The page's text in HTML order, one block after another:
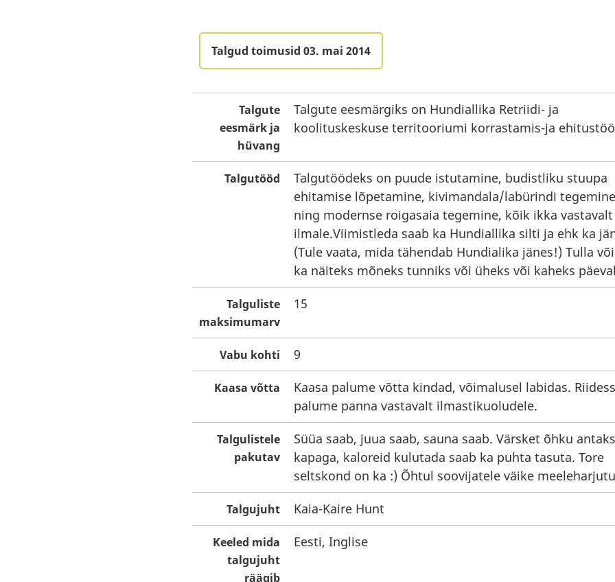
Talgud toimusid 03. mai 2014
Talgute
eesmärk ja
hüvang
Talgute eesmärgiks on Hundiallika Retriidi- ja
koolituskeskuse territooriumi korrastamis-ja
Talgutööd
Talgutöödeks on puude istutamine, budistliku stuupa
ehitamise lõpetamine, kivimandala/labürindi tegemine
ning modernse roigasaia tegemine, kõik ikka vastavalt
ilmale.Viimistleda saab ka Hundiallika silti ja ehk ka
(Tule vaata, mida tähendab Hundialika jänes!) Tulla
ka näiteks mõneks tunniks või üheks või kaheks
Talguliste
maksimumarv
15
Vabu kohti 9
Kaasa võtta
Kaasa palume võtta kindad, võimalusel labidas.
palume panna vastavalt ilmastikuoludele.
Talgulistele
pakutav
Süüa saab, juua saab, sauna saab. Värsket õhku
kapaga, kaloreid kulutada saab ka puhta tasuta. Tore
seltskond on ka :) Õhtul soovijatele väike
Talgujuht Kaia-Kaire Hunt
Keeled mida
talgujuht
räägib
Eesti, Inglise